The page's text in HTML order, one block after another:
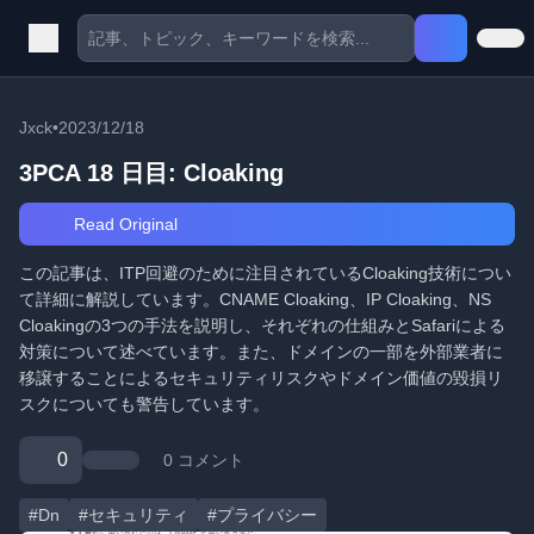
Jxck•2023/12/18
3PCA 18 日目: Cloaking
Read Original
この記事は、ITP回避のために注目されているCloaking技術につい
て詳細に解説しています。CNAME Cloaking、IP Cloaking、NS
Cloakingの3つの手法を説明し、それぞれの仕組みとSafariによる
対策について述べています。また、ドメインの一部を外部業者に
移譲することによるセキュリティリスクやドメイン価値の毀損リ
スクについても警告しています。
0 0 コメント
#Dn #セキュリティ #プライバシー